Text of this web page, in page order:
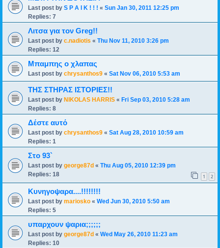
Last post by S P A I K ! ! ! « Sun Jan 30, 2011 12:25 pm
Replies: 7
Λιτσα για τον Greg!!
Last post by c.nadiotis « Thu Nov 11, 2010 3:26 pm
Replies: 12
Μπαμπης ο χλαπας
Last post by chrysanthos9 « Sat Nov 06, 2010 5:53 am
THΣ ΣΤΗΡΑΣ ΙΣΤΟΡΙΕΣ!!
Last post by NIKOLAS HARRIS « Fri Sep 03, 2010 5:28 am
Replies: 8
Δέστε αυτό
Last post by chrysanthos9 « Sat Aug 28, 2010 10:59 am
Replies: 1
Στο 93`
Last post by george87d « Thu Aug 05, 2010 12:39 pm
Replies: 18 1 2
Κυνηγοψαρα....!!!!!!!!
Last post by mariosko « Wed Jun 30, 2010 5:50 am
Replies: 5
υπαρχουν ψαρια;;;;;;
Last post by george87d « Wed May 26, 2010 11:23 am
Replies: 10